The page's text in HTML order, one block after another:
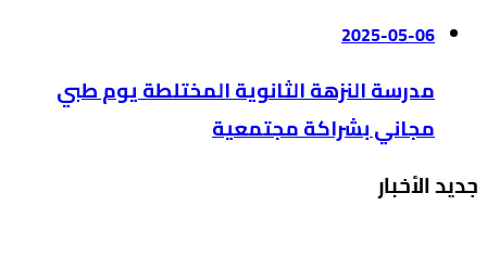
2025-05-06
مدرسة النزهة الثانوية المختلطة يوم طبي
مجاني بشراكة مجتمعية
جديد الأخبار